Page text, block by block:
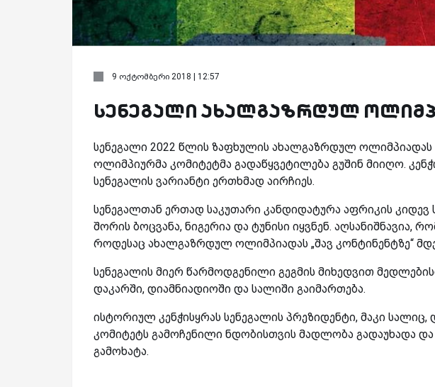
9 ოქტომბერი 2018 | 12:57
სენეგალი ახალგაზრდულ
სენეგალი 2022 წლის ზაფხულის ახალგაზრდულ ოლიმპიადას
ოლიმპიურმა კომიტეტმა გადაწყვეტილება გუშინ მიიღო.
სენეგალის ვარიანტი ერთხმად აირჩიეს.
სენეგალთან ერთად საკუთარი კანდიდატურა აფრიკის კიდევ
შორის ბოცვანა, ნიგერია და ტუნისი იყვნენ. აღსანიშნავია,
როდესაც ახალგაზრდულ ოლიმპიადას „შავ კონტინენტზე“
სენეგალის მიერ წარმოდგენილი გეგმის მიხედვით
დაკარში, დიამნიადიოში და სალიში გაიმართება.
ისტორიულ კენჭისყრას სენეგალის პრეზიდენტი, მაკი
კომიტეტს გამოჩენილი ნდობისთვის მადლობა გადაუხადა და
გამოხატა.